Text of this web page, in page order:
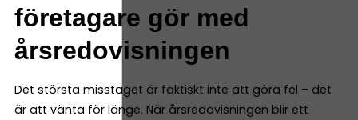
företagare gör med
årsredovisningen
Det största misstaget är faktiskt inte att göra fel – det
är att vänta för länge. När årsredovisningen blir ett